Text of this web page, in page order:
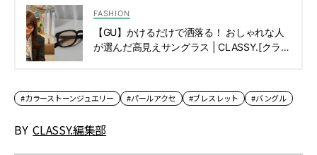
FASHION
【GU】かけるだけで洒落る！ おしゃれな人
が選んだ高見えサングラス | CLASSY.[クラッ
#カラーストーンジュエリー #パールアクセ #ブレスレット #バングル
BY CLASSY.編集部